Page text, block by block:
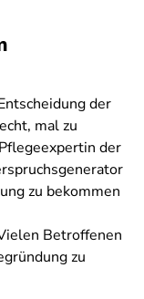
der
mal zu
der
zu bekommen
Betroffenen
zu